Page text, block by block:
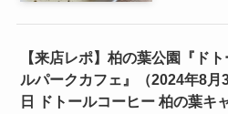
【来店レポ】柏の葉公園『ドト
ルパークカフェ』（2024年8月
日 ドトールコーヒー 柏の葉キ